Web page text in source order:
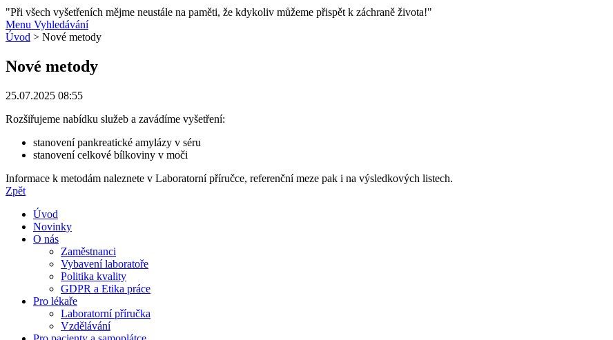
"Při všech vyšetřeních mějme neustále na paměti, že kdykoliv můžeme přispět k záchraně života!"
Menu Vyhledávání
Úvod > Nové metody
Nové metody
25.07.2025 08:55
Rozšiřujeme nabídku služeb a zavádíme vyšetření:
stanovení pankreatické amylázy v séru
stanovení celkové bílkoviny v moči
Informace k metodám naleznete v Laboratorní příručce, referenční meze pak i na výsledkových listech.
Zpět
Úvod
Novinky
O nás
Zaměstnanci
Vybavení laboratoře
Politika kvality
GDPR a Etika práce
Pro lékaře
Laboratorní příručka
Vzdělávání